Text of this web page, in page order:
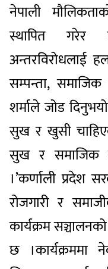
नेपाली
स्थापित गरेर
अन्तरविरोधलाई
सम्पन्ता,
शर्माले जोड
सुख र खुसी
सुख र समाजिक
।’कर्णाली प्रदेश
रोजगारी र
कार्यक्रम
छ ।कार्यक्रममा